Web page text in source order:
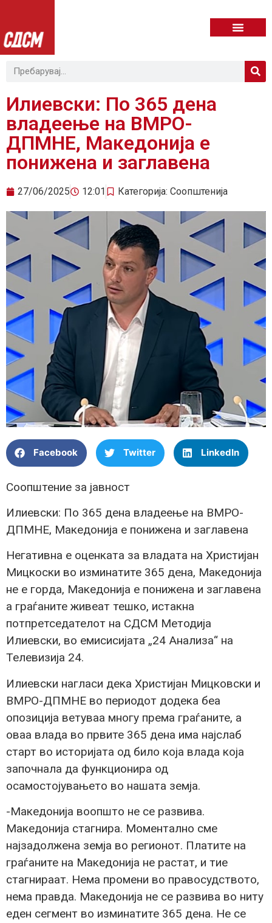
Илиевски: По 365 дена
владеење на ВМРО-
ДПМНЕ, Македонија е
понижена и заглавена
27/06/2025 12:01 Категорија: Соопштенија
Facebook Twitter LinkedIn
Соопштение за јавност
Илиевски: По 365 дена владеење на ВМРО-
ДПМНЕ, Македонија е понижена и заглавена
Негативна е оценката за владата на Христијан
Мицкоски во изминатите 365 дена, Македонија
не е горда, Македонија е понижена и заглавена
а граѓаните живеат тешко, истакна
потпретседателот на СДСМ Методија
Илиевски, во емисисијата „24 Анализа“ на
Телевизија 24.
Илиевски нагласи дека Христијан Мицковски и
ВМРО-ДПМНЕ во периодот додека беа
опозиција ветуваа многу према граѓаните, а
оваа влада во првите 365 дена има најслаб
старт во историјата од било која влада која
започнала да функционира од
осамостојувањето во нашата земја.
-Македонија воопшто не се развива.
Македонија стагнира. Моментално сме
најзадолжена земја во регионот. Платите на
граѓаните на Македонија не растат, и тие
стагнираат. Нема промени во правосудството,
нема правда. Македонија не се развива во ниту
еден сегмент во изминатите 365 дена. Не се